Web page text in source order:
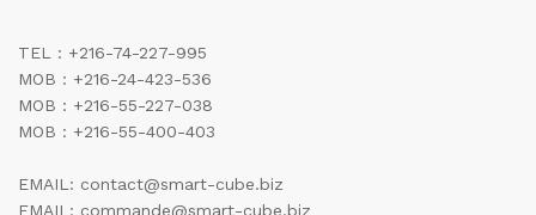
TEL : +216-74-227-995
MOB : +216-24-423-536
MOB : +216-55-227-038
MOB : +216-55-400-403
EMAIL: contact@smart-cube.biz
EMAIL: commande@smart-cube.biz